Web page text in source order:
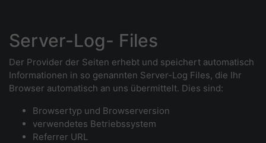
Server-Log- Files
Der Provider der Seiten erhebt und speichert automatisch
Informationen in so genannten Server-Log Files, die Ihr
Browser automatisch an uns übermittelt. Dies sind:
Browsertyp und Browserversion
verwendetes Betriebssystem
Referrer URL